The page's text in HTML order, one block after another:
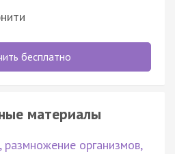
бесплатно
материалы
размножение организмов,